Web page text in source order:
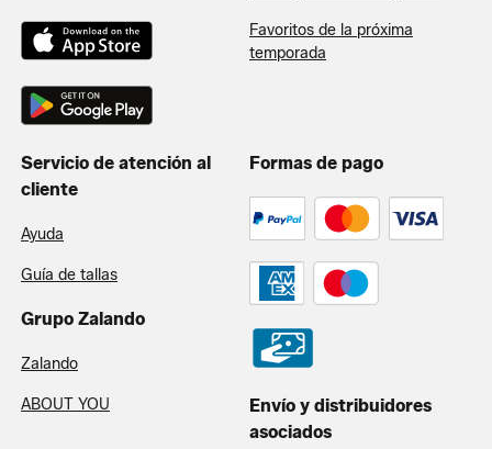
Favoritos de la próxima
temporada
Servicio de atención al
cliente
Ayuda
Guía de tallas
Grupo Zalando
Zalando
ABOUT YOU
Formas de pago
Envío y distribuidores
asociados